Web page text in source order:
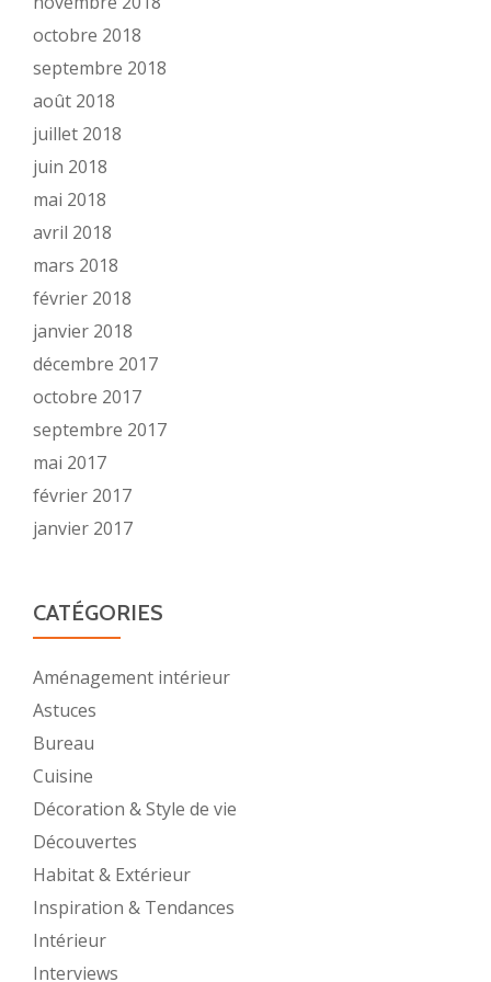
octobre 2018
septembre 2018
août 2018
juillet 2018
juin 2018
mai 2018
avril 2018
mars 2018
février 2018
janvier 2018
décembre 2017
octobre 2017
septembre 2017
mai 2017
février 2017
janvier 2017
CATÉGORIES
Aménagement intérieur
Astuces
Bureau
Cuisine
Décoration & Style de vie
Découvertes
Habitat & Extérieur
Inspiration & Tendances
Intérieur
Interviews